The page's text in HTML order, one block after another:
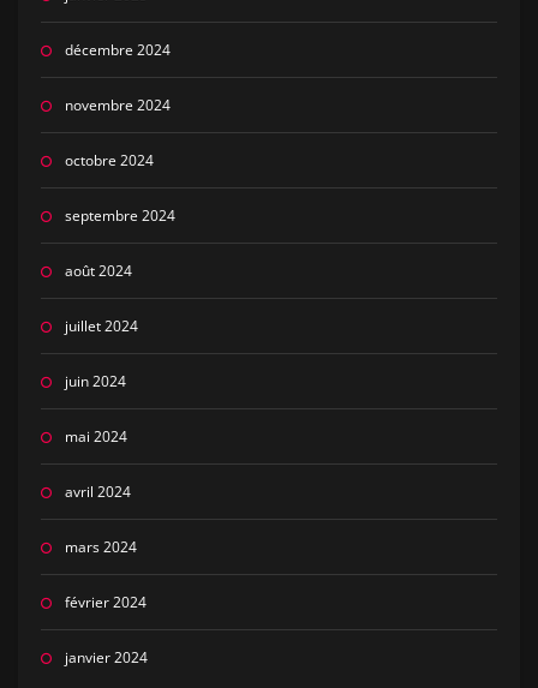
décembre 2024
novembre 2024
octobre 2024
septembre 2024
août 2024
juillet 2024
juin 2024
mai 2024
avril 2024
mars 2024
février 2024
janvier 2024